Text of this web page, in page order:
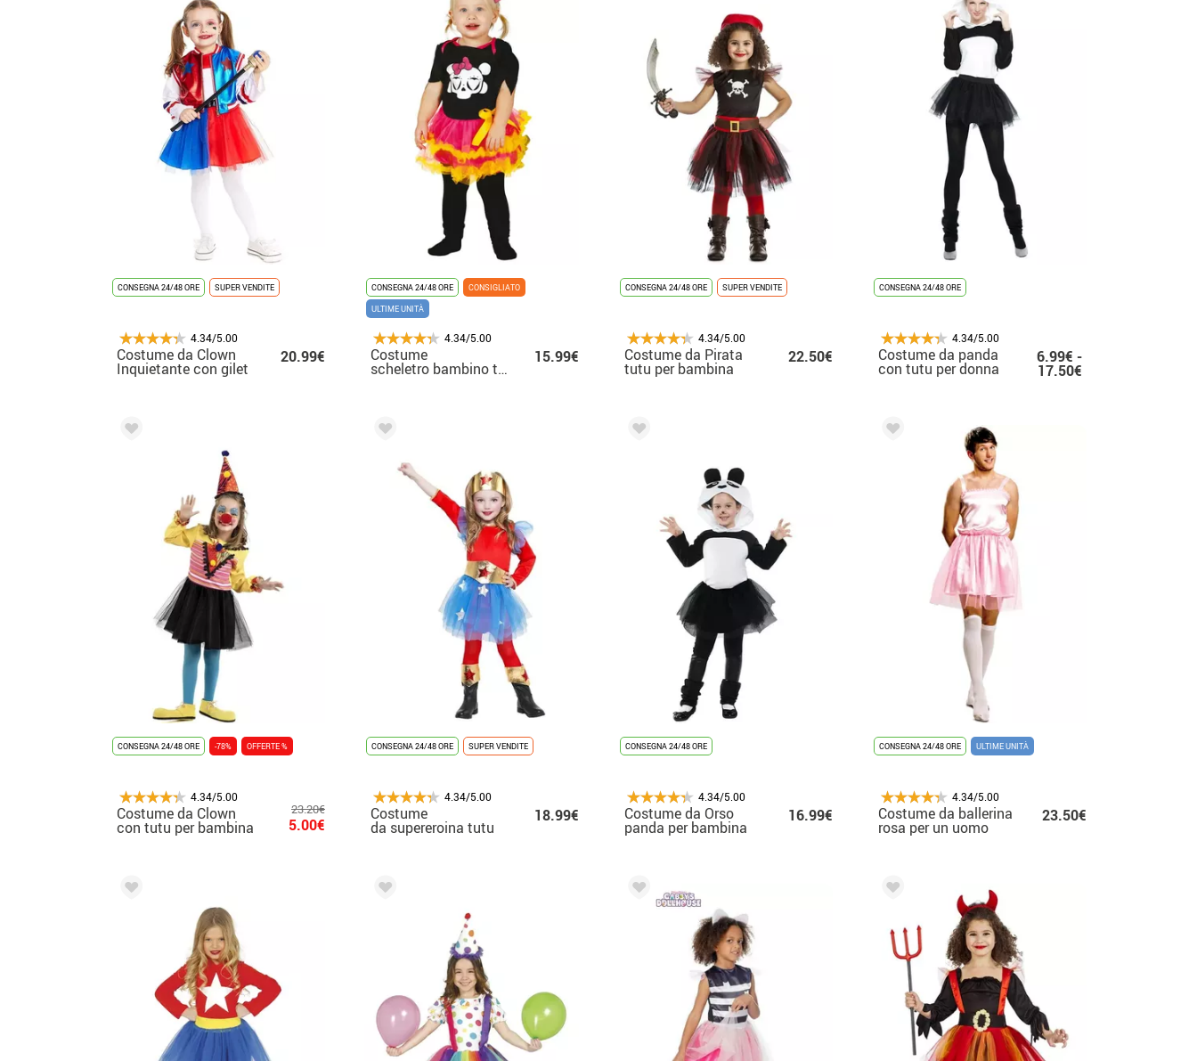
CONSEGNA 24/48 ORE SUPER VENDITE
4.34/5.00
Costume da Clown
Inquietante con gilet
e tutù per neonato e
20.99€
CONSEGNA 24/48 ORE
CONSIGLIATO
ULTIME UNITÀ
4.34/5.00
Costume
scheletro bambino tutu
15.99€
CONSEGNA 24/48 ORE SUPER VENDITE
4.34/5.00
Costume da Pirata
tutu per bambina
22.50€
CONSEGNA 24/48 ORE
4.34/5.00
Costume da panda
con tutu per donna
6.99€ -
17.50€
CONSEGNA 24/48 ORE -78% OFFERTE %
4.34/5.00
Costume da Clown
con tutu per bambina
23.20€
5.00€
CONSEGNA 24/48 ORE SUPER VENDITE
4.34/5.00
Costume
da supereroina tutu
per bambina
18.99€
CONSEGNA 24/48 ORE
4.34/5.00
Costume da Orso
panda per bambina
16.99€
CONSEGNA 24/48 ORE ULTIME UNITÀ
4.34/5.00
Costume da ballerina
rosa per un uomo
23.50€